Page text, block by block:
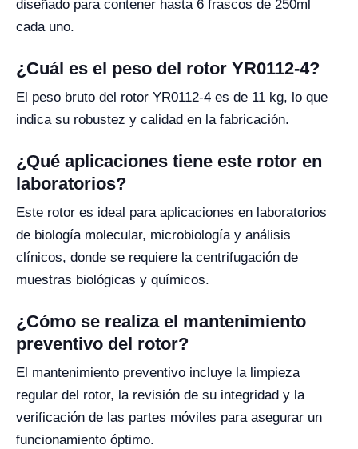
diseñado para contener hasta 6 frascos de 250ml
cada uno.
¿Cuál es el peso del rotor YR0112-4?
El peso bruto del rotor YR0112-4 es de 11 kg, lo que
indica su robustez y calidad en la fabricación.
¿Qué aplicaciones tiene este rotor en
laboratorios?
Este rotor es ideal para aplicaciones en laboratorios
de biología molecular, microbiología y análisis
clínicos, donde se requiere la centrifugación de
muestras biológicas y químicos.
¿Cómo se realiza el mantenimiento
preventivo del rotor?
El mantenimiento preventivo incluye la limpieza
regular del rotor, la revisión de su integridad y la
verificación de las partes móviles para asegurar un
funcionamiento óptimo.